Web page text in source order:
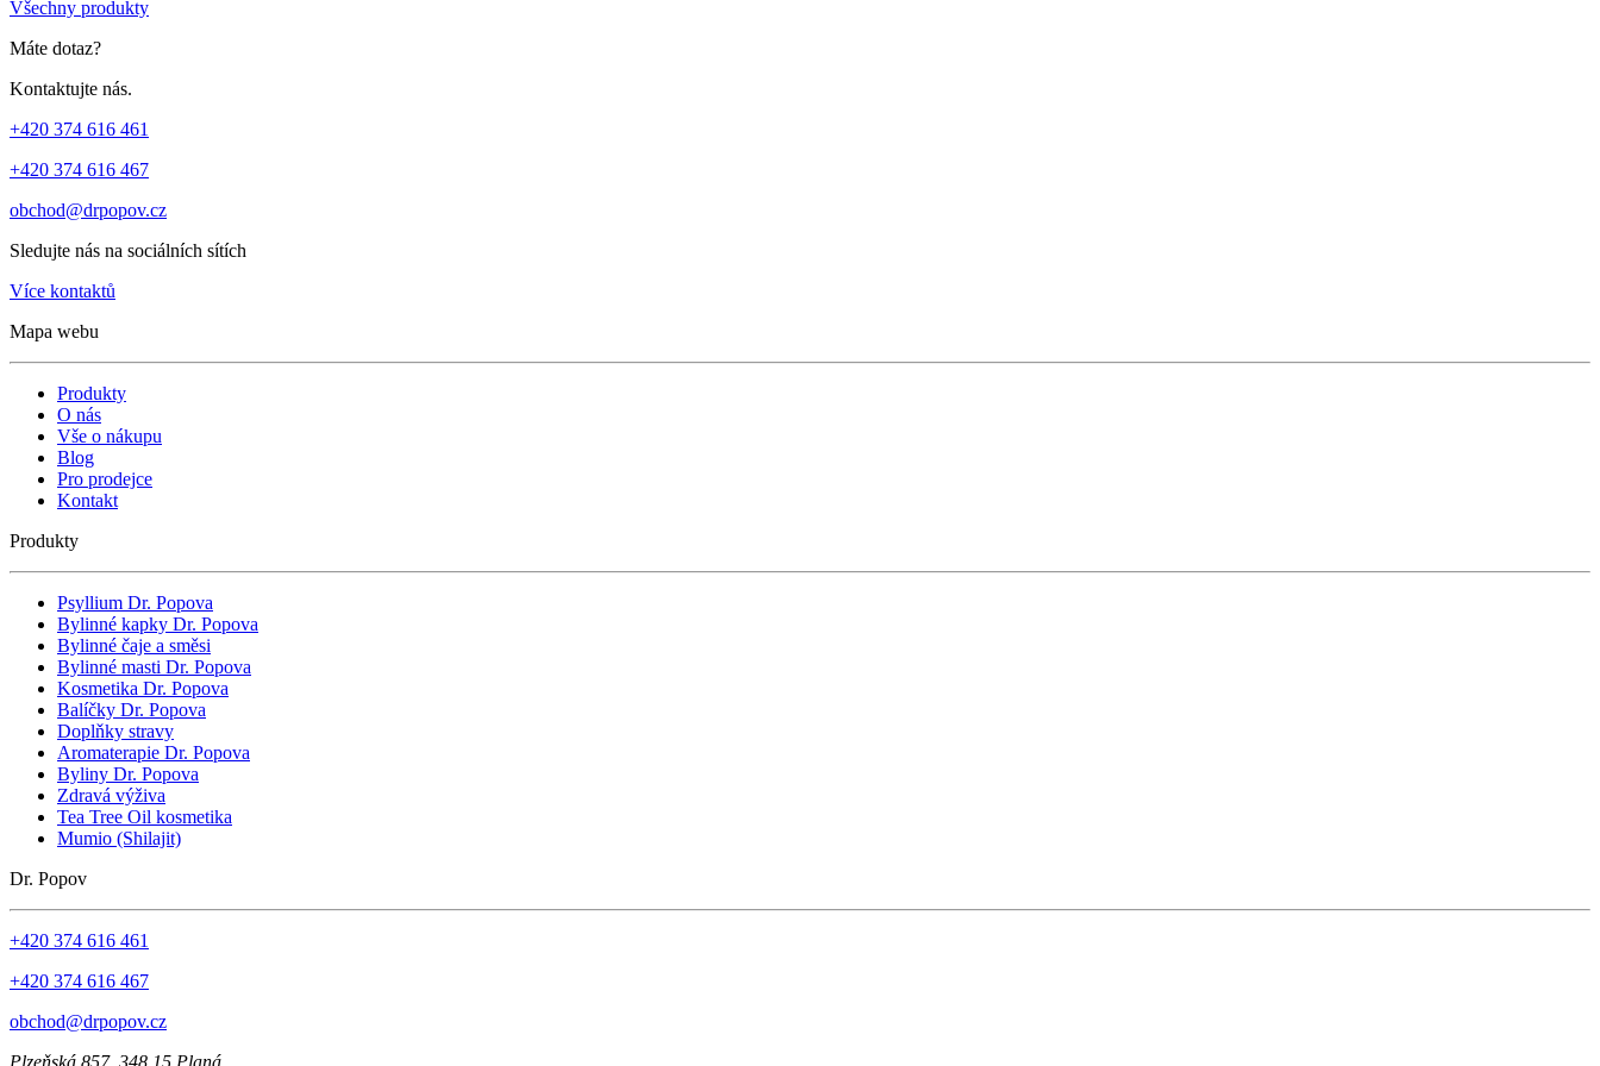
Všechny produkty
Máte dotaz?
Kontaktujte nás.
+420 374 616 461
+420 374 616 467
obchod@drpopov.cz
Sledujte nás na sociálních sítích
Více kontaktů
Mapa webu
Produkty
O nás
Vše o nákupu
Blog
Pro prodejce
Kontakt
Produkty
Psyllium Dr. Popova
Bylinné kapky Dr. Popova
Bylinné čaje a směsi
Bylinné masti Dr. Popova
Kosmetika Dr. Popova
Balíčky Dr. Popova
Doplňky stravy
Aromaterapie Dr. Popova
Byliny Dr. Popova
Zdravá výživa
Tea Tree Oil kosmetika
Mumio (Shilajit)
Dr. Popov
+420 374 616 461
+420 374 616 467
obchod@drpopov.cz